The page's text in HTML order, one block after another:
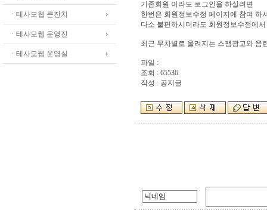
ㆍ테사모웹 큰잔치
ㆍ테사모웹 운영진
ㆍ테사모웹 운영실
기존회원 이라도 로그인을 하실려면
한번은 회원정보수정 페이지에 참여 하
다소 불편하시더라도 회원정보수정에
최근 무차별로 올려지는 스팸광고와 음
파일 :
조회 : 65536
작성 : 공지글